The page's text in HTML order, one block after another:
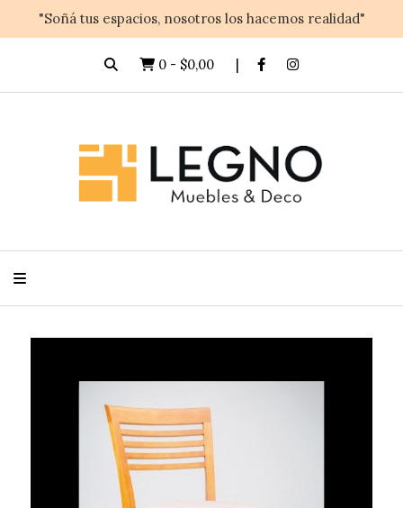
"Soñá tus espacios, nosotros los hacemos realidad"
0 - $0,00